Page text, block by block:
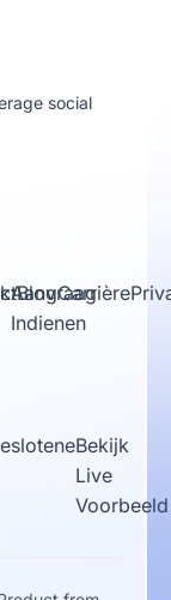
social
Aanvraag
Indienen
BlogCarrière
Bekijk
Live
Voorbeeld